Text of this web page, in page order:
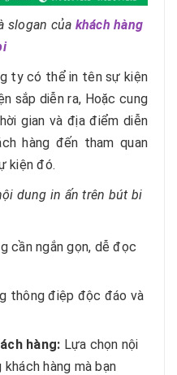
slogan của khách hàng
ty có thể in tên sự kiện
sắp diễn ra, Hoặc cung
gian và địa điểm diễn
hàng đến tham quan
kiện đó.
dung in ấn trên bút bi
cần ngắn gọn, dễ đọc
thông điệp độc đáo và
hàng: Lựa chọn nội
hàng mà bạn